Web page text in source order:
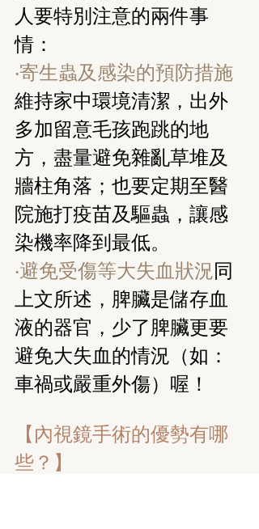
人要特別注意的兩件事
情：
‧寄生蟲及感染的預防措施
維持家中環境清潔，出外
多加留意毛孩跑跳的地
方，盡量避免雜亂草堆及
牆柱角落；也要定期至醫
院施打疫苗及驅蟲，讓感
染機率降到最低。
‧避免受傷等大失血狀況同
上文所述，脾臟是儲存血
液的器官，少了脾臟更要
避免大失血的情況（如：
車禍或嚴重外傷）喔！
【內視鏡手術的優勢有哪
些？】